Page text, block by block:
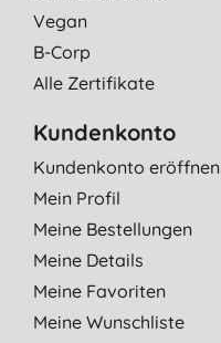
Vegan
B-Corp
Alle Zertifikate
Kundenkonto
Kundenkonto eröffnen
Mein Profil
Meine Bestellungen
Meine Details
Meine Favoriten
Meine Wunschliste